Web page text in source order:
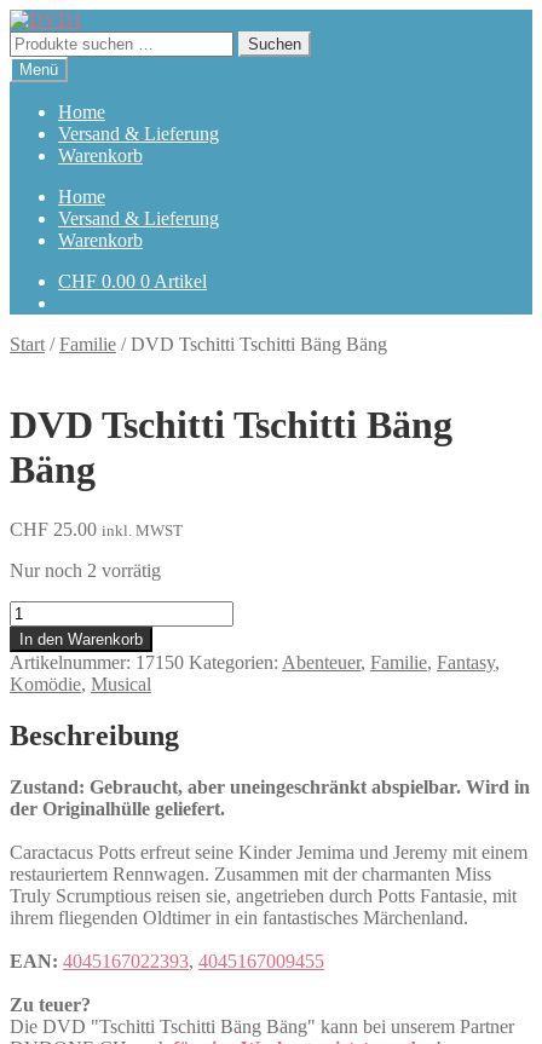
Zur
Navigation
springen
Zum
Inhalt
springen
Suchen
nach:
Suchen
Menü
Home
Versand & Lieferung
Warenkorb
Home
Versand & Lieferung
Warenkorb
CHF 0.00 0 Artikel
Start /Familie /DVD Tschitti Tschitti Bäng Bäng
DVD Tschitti Tschitti Bäng
Bäng
CHF 25.00 inkl. MWST
Nur noch 2 vorrätig
Tschitti
Tschitti
Bäng
Bäng
Menge
In den Warenkorb
Artikelnummer: 17150 Kategorien: Abenteuer, Familie, Fantasy,
Komödie, Musical
Beschreibung
Zustand: Gebraucht, aber uneingeschränkt abspielbar. Wird in
der Originalhülle geliefert.
Caractacus Potts erfreut seine Kinder Jemima und Jeremy mit einem
restauriertem Rennwagen. Zusammen mit der charmanten Miss
Truly Scrumptious reisen sie, angetrieben durch Potts Fantasie, mit
ihrem fliegenden Oldtimer in ein fantastisches Märchenland.
EAN: 4045167022393, 4045167009455
Zu teuer?
Die DVD "Tschitti Tschitti Bäng Bäng" kann bei unserem Partner